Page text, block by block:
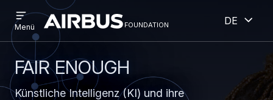
zum
Inhalt
to
search
Discovery
Space
foundation
menu
Menü
Deutsch
FAIR ENOUGH
Künstliche Intelligenz (KI) und ihre